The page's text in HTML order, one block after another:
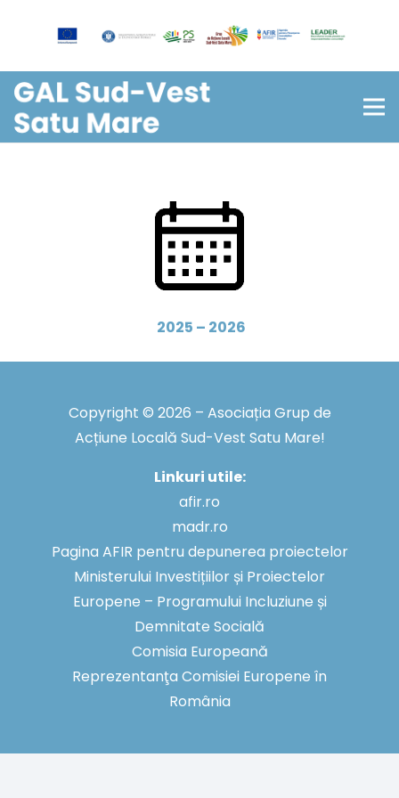
2025 – 2026
Copyright © 2026 – Asociația Grup de
Acțiune Locală Sud-Vest Satu Mare!
Linkuri utile:
afir.ro
madr.ro
Pagina AFIR pentru depunerea proiectelor
Ministerului Investițiilor și Proiectelor
Europene – Programului Incluziune și
Demnitate Socială
Comisia Europeană
Reprezentanţa Comisiei Europene în
România